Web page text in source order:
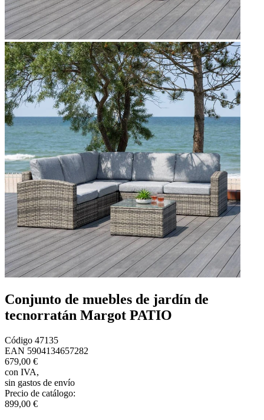
Conjunto de muebles de jardín de
tecnorratán Margot PATIO
Código 47135
EAN 5904134657282
679,00 €
con IVA,
sin gastos de envío
Precio de catálogo:
899,00 €